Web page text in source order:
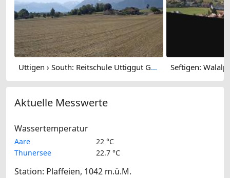
Uttigen › South: Reitschule Uttiggut GmbH
Aktuelle Messwerte
Wassertemperatur
Aare
22 °C
Thunersee
22.7 °C
Station: Plaffeien, 1042 m.ü.M.